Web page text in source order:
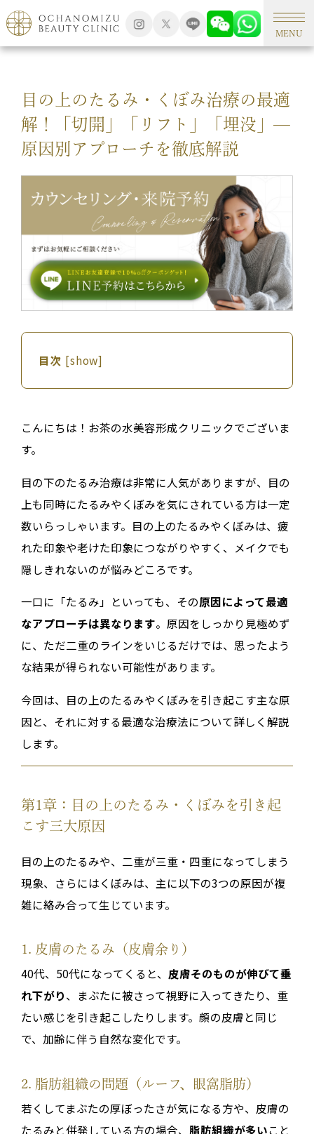
MENU
TOP 形成外科手術
目の上のたるみ・くぼみ治療の最適
解！「切開」「リフト」「埋没」—
原因別アプローチを徹底解説
目次 [show]
こんにちは！お茶の水美容形成クリニックでございま
す。
目の下のたるみ治療は非常に人気がありますが、目の
上も同時にたるみやくぼみを気にされている方は一定
数いらっしゃいます。目の上のたるみやくぼみは、疲
れた印象や老けた印象につながりやすく、メイクでも
隠しきれないのが悩みどころです。
一口に「たるみ」といっても、その原因によって最適
なアプローチは異なります。原因をしっかり見極めず
に、ただ二重のラインをいじるだけでは、思ったよう
な結果が得られない可能性があります。
今回は、目の上のたるみやくぼみを引き起こす主な原
因と、それに対する最適な治療法について詳しく解説
します。
第1章：目の上のたるみ・くぼみを引き起
こす三大原因
目の上のたるみや、二重が三重・四重になってしまう
現象、さらにはくぼみは、主に以下の3つの原因が複
雑に絡み合って生じています。
1. 皮膚のたるみ（皮膚余り）
40代、50代になってくると、 皮膚そのものが伸びて垂
れ下がり、まぶたに被さって視野に入ってきたり、重
たい感じを引き起こしたりします。顔の皮膚と同じ
で、加齢に伴う自然な変化です。
2. 脂肪組織の問題（ルーフ、眼窩脂肪）
若くしてまぶたの厚ぼったさが気になる方や、皮膚の
たるみと併発している方の場合、 脂肪組織が多いこと